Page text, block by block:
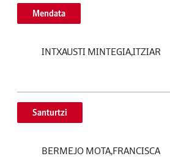
Mendata
INTXAUSTI MINTEGIA,ITZIAR
Santurtzi
BERMEJO MOTA,FRANCISCA